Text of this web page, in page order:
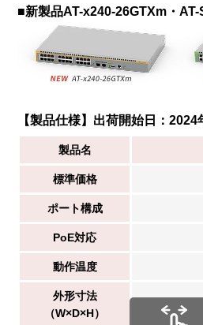
■新製品AT-x240-26GTXm・
【製品仕様】出荷開始日：2024
製品名
標準価格
ポート構成
PoE対応
動作温度
外形寸法
（W×D×H）